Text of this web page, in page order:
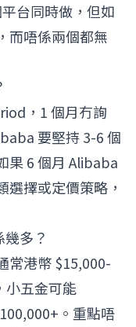
台同時做，但如
而唔係兩個都無
，1 個月冇詢
要堅持 3-6 個
果 6 個月 Alibaba
選擇或定價策略，
多？
常港幣 $15,000-
小五金可能
。重點唔